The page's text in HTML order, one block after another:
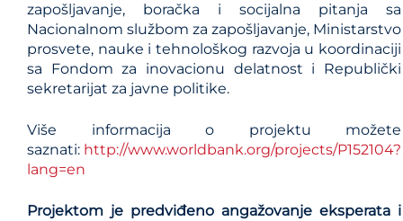
zapošljavanje, boračka i socijalna pitanja sa
Nacionalnom službom za zapošljavanje, Ministarstvo
prosvete, nauke i tehnološkog razvoja u koordinaciji
sa Fondom za inovacionu delatnost i Republički
sekretarijat za javne politike.
Više informacija o projektu možete
saznati: http://www.worldbank.org/projects/P152104?
lang=en
Projektom je predviđeno angažovanje eksperata i